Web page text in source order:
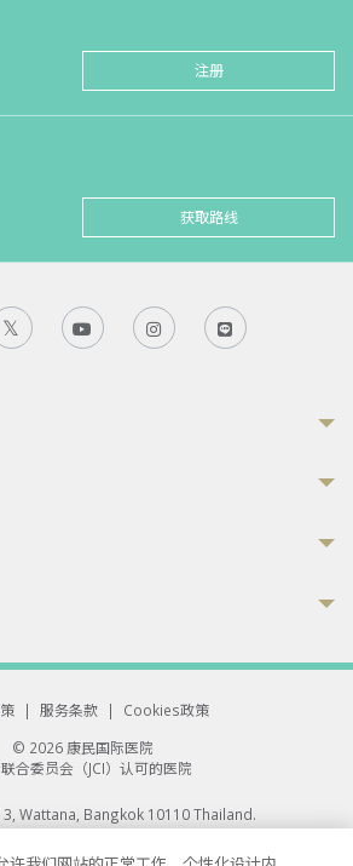
注册
获取路线
| 服务条款 |
Cookies政策
© 2026 康民国际医院
合委员会（JCI）认可的医院
Wattana, Bangkok 10110 Thailand.
All rights reserved.